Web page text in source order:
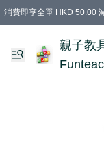
消費即享全單 HKD 50.00
購物滿 HKD 699.00即享
凡購物滿HKD 699.00，即
親子教